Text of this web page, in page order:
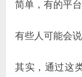
简单，有的平
有些人可能会
其实，通过这